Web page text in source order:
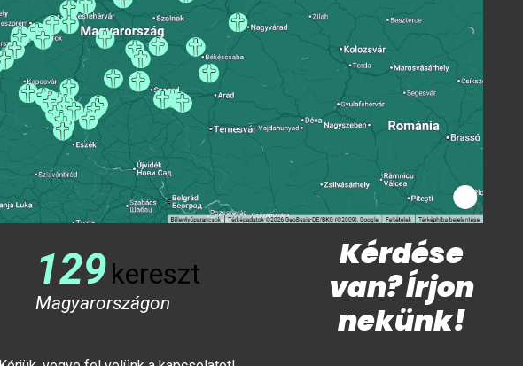
129kereszt
Magyarországon
Kérdése
van? Írjon
nekünk!